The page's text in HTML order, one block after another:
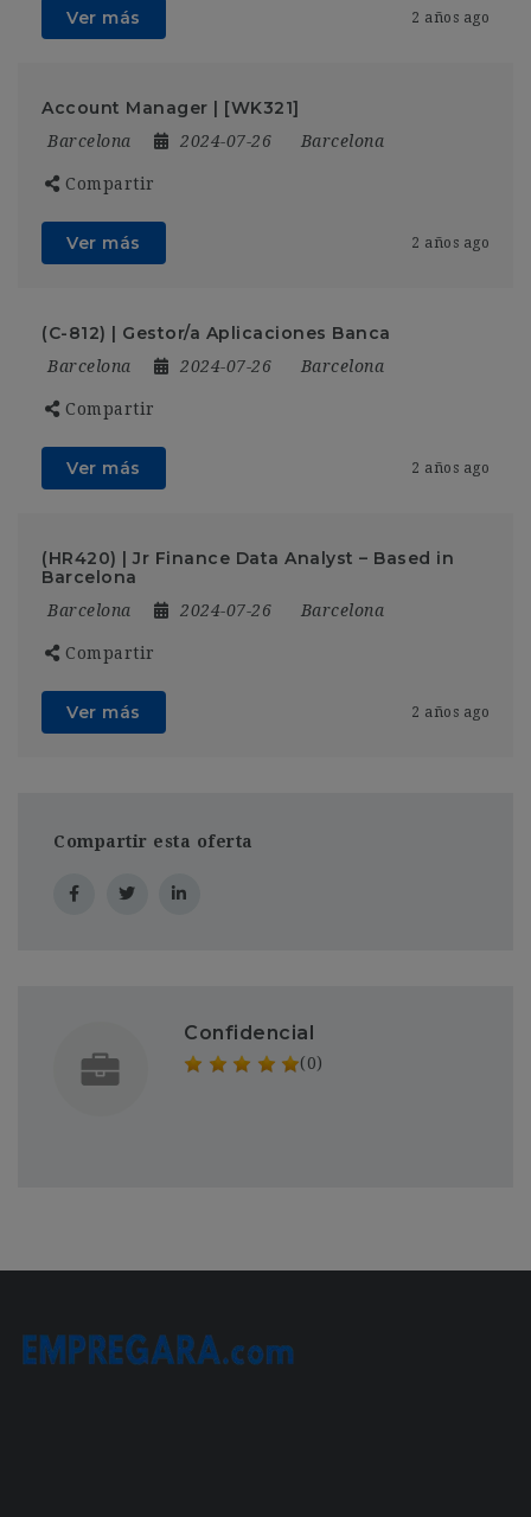
Ver más 2 años ago
Account Manager | [WK321]
Barcelona 2024-07-26 Barcelona
Compartir
Ver más 2 años ago
(C-812) | Gestor/a Aplicaciones Banca
Barcelona 2024-07-26 Barcelona
Compartir
Ver más 2 años ago
(HR420) | Jr Finance Data Analyst – Based in
Barcelona
Barcelona 2024-07-26 Barcelona
Compartir
Ver más 2 años ago
Compartir esta oferta
Confidencial
(0)